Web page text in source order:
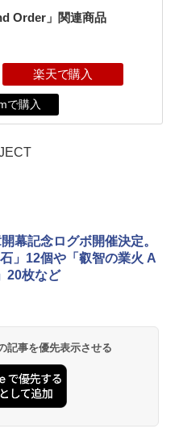
Order」関連商品
楽天で購入
で購入
開幕記念ログボ開催決定。
」12個や「叡智の業火 A
20枚など
記事を優先表示させる